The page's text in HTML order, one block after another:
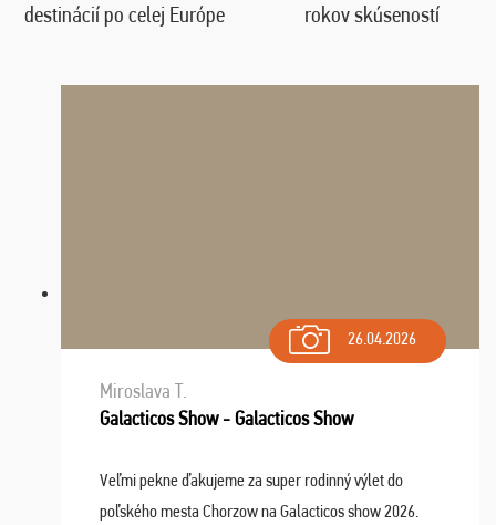
destinácií po celej Európe rokov skúseností
26.04.2026
Miroslava T.
Galacticos Show - Galacticos Show
Veľmi pekne ďakujeme za super rodinný výlet do
poľského mesta Chorzow na Galacticos show 2026.